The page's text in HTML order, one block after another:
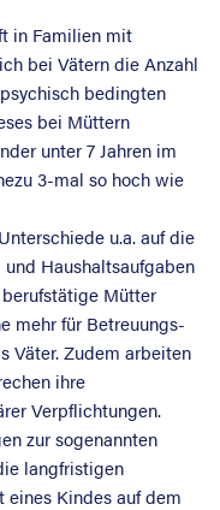
in Familien mit
bei Vätern die Anzahl
bedingten
bei Müttern
unter 7 Jahren im
3-mal so hoch wie
u.a. auf die
Haushaltsaufgaben
Mütter
mehr für Betreuungs-
Väter. Zudem arbeiten
ihre
Verpflichtungen.
zur sogenannten
langfristigen
eines Kindes auf dem